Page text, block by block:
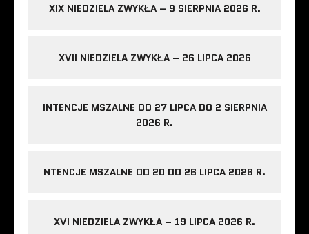
XIX NIEDZIELA ZWYKŁA – 9 SIERPNIA 2026 R.
XVII NIEDZIELA ZWYKŁA – 26 LIPCA 2026
INTENCJE MSZALNE OD 27 LIPCA DO 2 SIERPNIA
2026 R.
NTENCJE MSZALNE OD 20 DO 26 LIPCA 2026 R.
XVI NIEDZIELA ZWYKŁA – 19 LIPCA 2026 R.